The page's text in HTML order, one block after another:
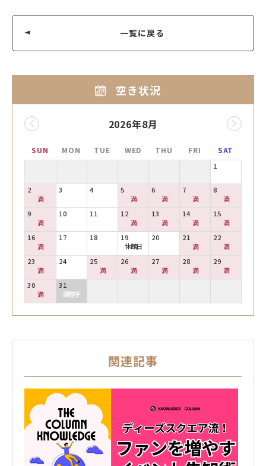
一覧に戻る
空き状況
2026年8月
SUN MON TUE WED THU FRI SAT
1
2
満
3 4
5
満
6
満
7
満
8
満
9
満
10 11
12
満
13
満
14
満
15
満
16
満
17 18
19
休館日
20
21
満
22
満
23
満
24
25
満
26
満
27
満
28
満
29
満
30
満
31
調整中
関連記事